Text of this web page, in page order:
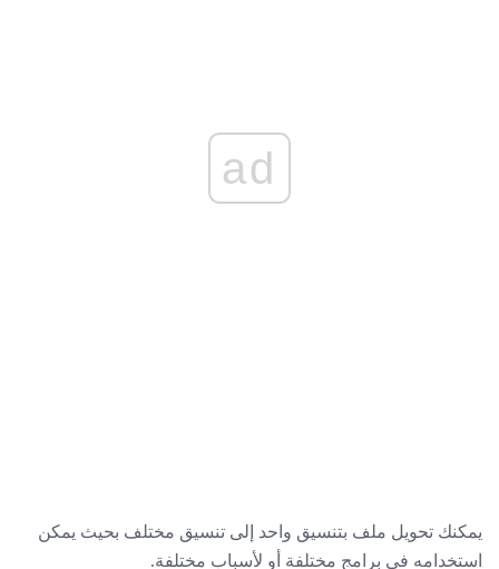
ad
يمكنك تحويل ملف بتنسيق واحد إلى تنسيق مختلف بحيث يمكن
استخدامه في برامج مختلفة أو لأسباب مختلفة.